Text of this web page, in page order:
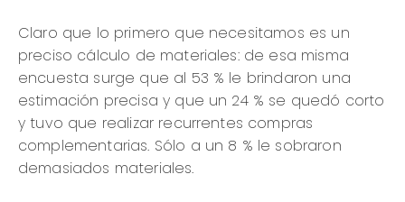
Claro que lo primero que necesitamos es un
preciso cálculo de materiales: de esa misma
encuesta surge que al 53 % le brindaron una
estimación precisa y que un 24 % se quedó corto
y tuvo que realizar recurrentes compras
complementarias. Sólo a un 8 % le sobraron
demasiados materiales.